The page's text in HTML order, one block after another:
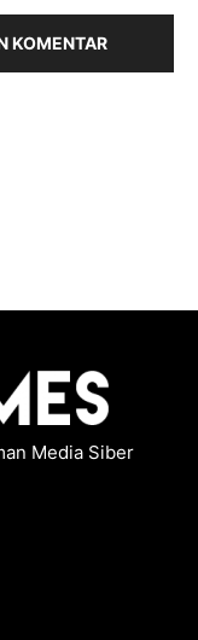
KOMENTAR
Media Siber